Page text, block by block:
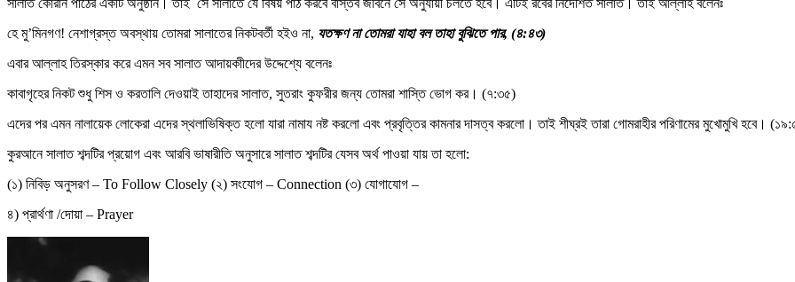
সালাত কোরান পাঠের একটি অনুষ্ঠান। তাই সে সালাতে যে বিষয় পাঠ করবে বাস্তব জীবনে সে অনুযায়ী চলতে হবে। এটিই রবের নির্দেশিত সালাত। তাই আল্লাহ বলেনঃ
হে মু’মিনগণ! নেশাগ্রস্ত অবস্থায় তোমরা সালাতের নিকটবর্তী হইও না, যতক্ষণ না তোমরা যাহা বল তাহা বুঝিতে পার, (৪:৪৩)
এবার আল্লাহ তিরস্কার করে এমন সব সালাত আদায়কাীদের উদ্দেশ্যে বলেনঃ
কাবাগৃহের নিকট শুধু শিস ও করতালি দেওয়াই তাহাদের সালাত, সুতরাং কুফরীর জন্য তোমরা শাস্তি ভোগ কর। (৭:৩৫)
এদের পর এমন নালায়েক লোকেরা এদের স্থলাভিষিক্ত হলো যারা নামায নষ্ট করলো এবং প্রবৃত্তির কামনার দাসত্ব করলো। তাই শীঘ্রই তারা গোমরাহীর পরিণামের মুখোমুখি হবে।
কুরআনে সালাত শব্দটির প্রয়োগ এবং আরবি ভাষারীতি অনুসারে সালাত শব্দটির যেসব অর্থ পাওয়া যায় তা হলো:
(১) নিবিড় অনুসরণ – To Follow Closely (২) সংযোগ – Connection (৩) যোগাযোগ –
৪) প্রার্থণা /দোয়া – Prayer